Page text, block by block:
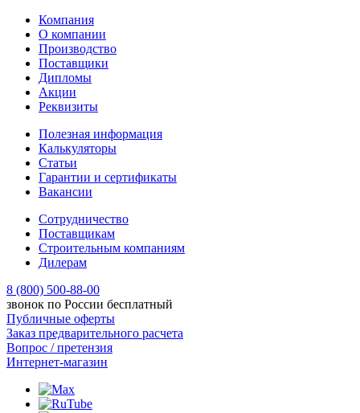
Компания
О компании
Производство
Поставщики
Дипломы
Акции
Реквизиты
Полезная информация
Калькуляторы
Статьи
Гарантии и сертификаты
Вакансии
Сотрудничество
Поставщикам
Строительным компаниям
Дилерам
8 (800) 500-88-00
звонок по России бесплатный
Публичные оферты
Заказ предварительного расчета
Вопрос / претензия
Интернет-магазин